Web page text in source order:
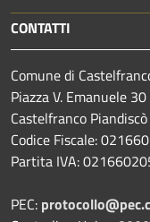
CONTATTI
Comune di
Piazza V. Emanuele
Castelfranco Piandiscò
Codice Fiscale:
Partita IVA:
PEC: